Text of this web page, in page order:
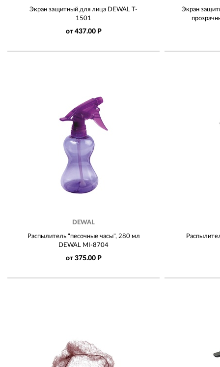
Экран защитный для лица DEWAL T-
1501
от 437.00 Р
Экран
DEWAL
Распылитель "песочные часы", 280 мл
DEWAL MI-8704
от 375.00 Р